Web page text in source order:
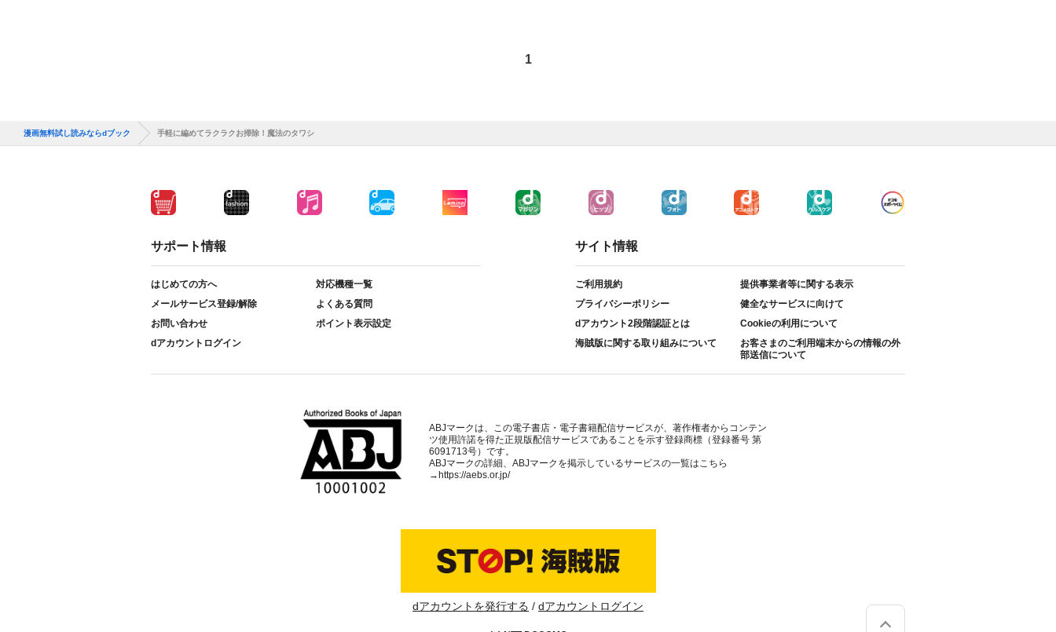
1
漫画無料試し読みならdブック 手軽に編めてラクラクお掃除！魔法のタワシ
サポート情報
はじめての方へ
対応機種一覧
メールサービス登録/解除
よくある質問
お問い合わせ
ポイント表示設定
dアカウントログイン
サイト情報
ご利用規約
提供事業者等に関する表示
プライバシーポリシー
健全なサービスに向けて
dアカウント2段階認証とは
Cookieの利用について
海賊版に関する取り組みについて
お客さまのご利用端末からの情報の外
部送信について
ABJマークは、この電子書店・電子書籍配信サービスが、著作権者からコンテン
ツ使用許諾を得た正規版配信サービスであることを示す登録商標（登録番号 第
6091713号）です。
ABJマークの詳細、ABJマークを掲示しているサービスの一覧はこちら
→ https://aebs.or.jp/
dアカウントを発行する dアカウントログイン